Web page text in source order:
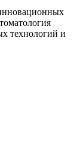
технологий и